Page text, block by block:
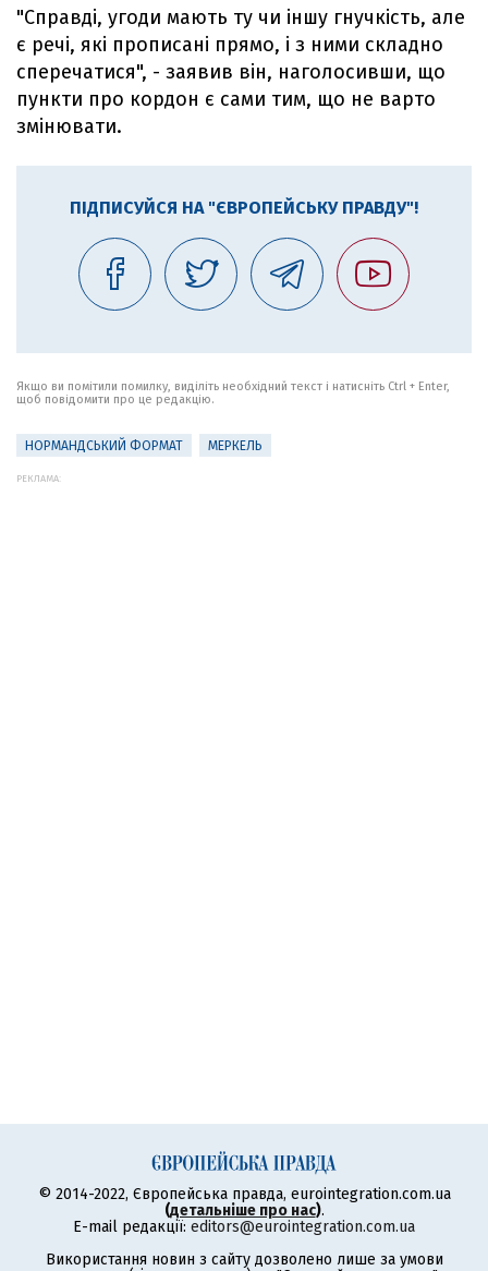
"Справді, угоди мають ту чи іншу гнучкість, але
є речі, які прописані прямо, і з ними складно
сперечатися", - заявив він, наголосивши, що
пункти про кордон є сами тим, що не варто
змінювати.
ПІДПИСУЙСЯ НА "ЄВРОПЕЙСЬКУ ПРАВДУ"!
Якщо ви помітили помилку, виділіть необхідний текст і натисніть Ctrl + Enter,
щоб повідомити про це редакцію.
НОРМАНДСЬКИЙ ФОРМАТ МЕРКЕЛЬ
РЕКЛАМА:
© 2014-2022, Європейська правда, eurointegration.com.ua
(детальніше про нас).
E-mail редакції: editors@eurointegration.com.ua
Використання новин з сайту дозволено лише за умови